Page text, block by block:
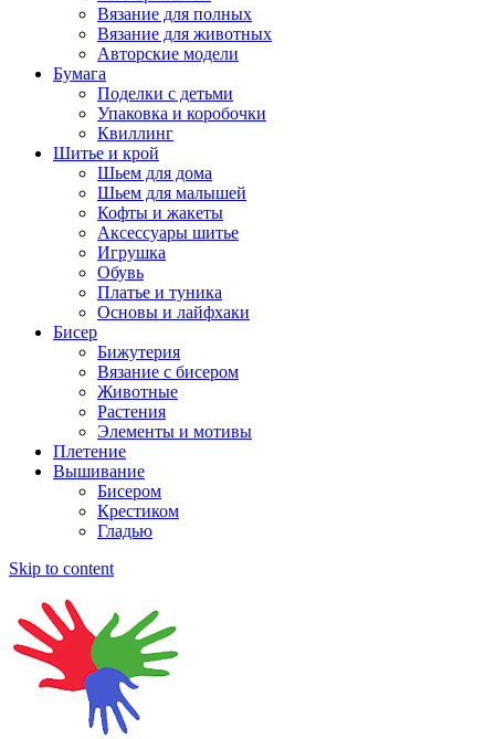
Вязание для полных
Вязание для животных
Авторские модели
Бумага
Поделки с детьми
Упаковка и коробочки
Квиллинг
Шитье и крой
Шьем для дома
Шьем для малышей
Кофты и жакеты
Аксессуары шитье
Игрушка
Обувь
Платье и туника
Основы и лайфхаки
Бисер
Бижутерия
Вязание с бисером
Животные
Растения
Элементы и мотивы
Плетение
Вышивание
Бисером
Крестиком
Гладью
Skip to content